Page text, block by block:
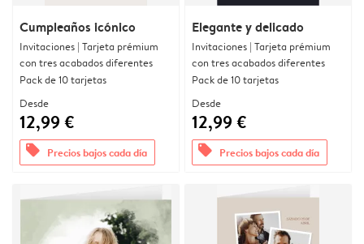
Cumpleaños icónico
Invitaciones | Tarjeta prémium
con tres acabados diferentes
Pack de 10 tarjetas
Desde
12,99 €
offers Precios bajos cada día
Elegante y delicado
Invitaciones | Tarjeta prémium
con tres acabados diferentes
Pack de 10 tarjetas
Desde
12,99 €
offers Precios bajos cada día